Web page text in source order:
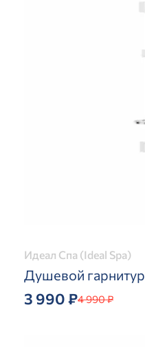
Идеал Спа (Ideal Spa)
Душевой гарнитур
3 990 ₽4 990 ₽